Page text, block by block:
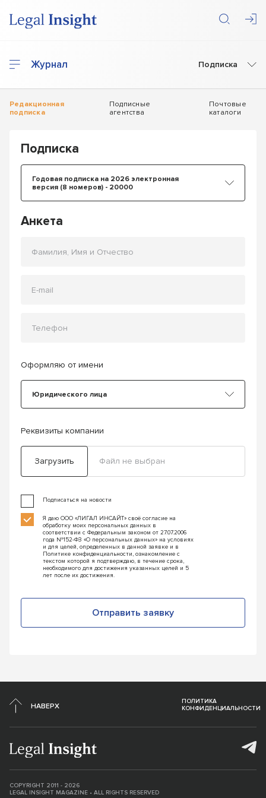
Журнал Подписка
Редакционная
подписка
Подписные
агентства
Почтовые
каталоги
Подписка
Годовая подписка на 2026 электронная
версия (8 номеров) - 20000
Анкета
Оформляю от имени
Юридического лица
Реквизиты компании
Загрузить Файл не выбран
Подписаться на новости
Я даю ООО «ЛИГАЛ ИНСАЙТ» своё согласие на
обработку моих персональных данных в
соответствии с Федеральным законом от 27.07.2006
года №152-ФЗ «О персональных данных» на условиях
и для целей, определенных в данной заявке и в
Политике конфиденциальности, ознакомление с
текстом которой я подтверждаю, в течение срока,
необходимого для достижения указанных целей и 5
лет после их достижения.
Отправить заявку
НАВЕРХ
COPYRIGHT 2011 - 2026
LEGAL INSIGHT MAGAZINE • ALL RIGHTS RESERVED
ПОЛИТИКА
КОНФИДЕНЦИАЛЬНОСТИ